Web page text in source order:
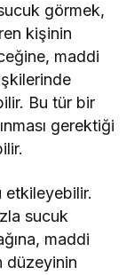
görmek,
kişinin
maddi
Bu tür bir
gerektiği
etkileyebilir.
sucuk
maddi
düzeyinin